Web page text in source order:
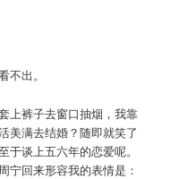
出。
上裤子去窗口抽烟，我靠
美满去结婚？随即就笑了
谈上五六年的恋爱呢。
宁回来形容我的表情是：